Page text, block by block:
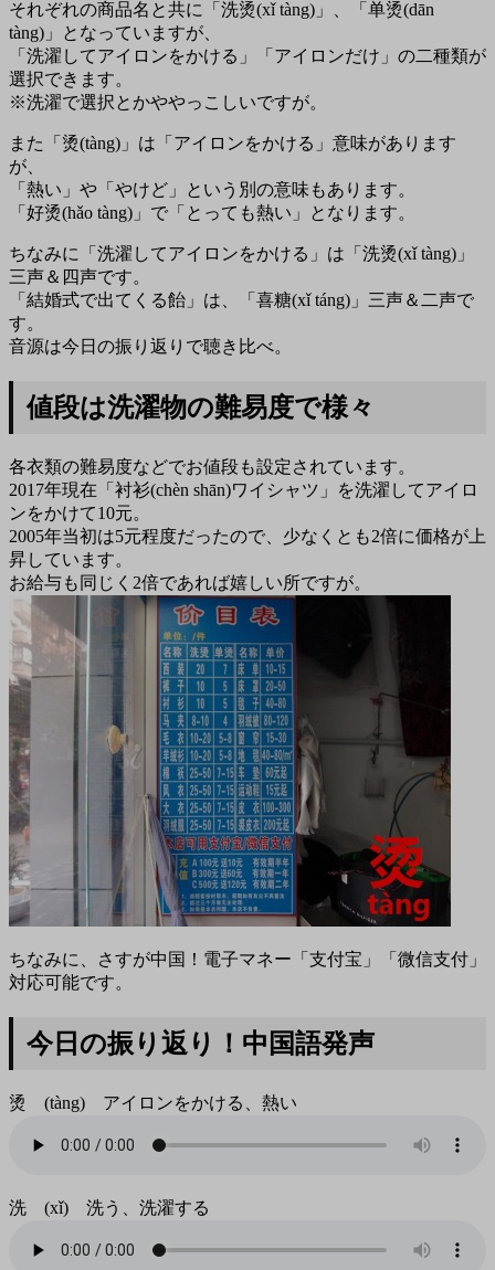
それぞれの商品名と共に「洗烫(xǐ tàng)」、「单烫(dān
tàng)」となっていますが、
「洗濯してアイロンをかける」「アイロンだけ」の二種類が
選択できます。
※洗濯で選択とかややっこしいですが。
また「烫(tàng)」は「アイロンをかける」意味があります
が、
「熱い」や「やけど」という別の意味もあります。
「好烫(hǎo tàng)」で「とっても熱い」となります。
ちなみに「洗濯してアイロンをかける」は「洗烫(xǐ tàng)」
三声＆四声です。
「結婚式で出てくる飴」は、「喜糖(xǐ táng)」三声＆二声で
す。
音源は今日の振り返りで聴き比べ。
値段は洗濯物の難易度で様々
各衣類の難易度などでお値段も設定されています。
2017年現在「衬衫(chèn shān)ワイシャツ」を洗濯してアイロ
ンをかけて10元。
2005年当初は5元程度だったので、少なくとも2倍に価格が上
昇しています。
お給与も同じく2倍であれば嬉しい所ですが。
ちなみに、さすが中国！電子マネー「支付宝」「微信支付」
対応可能です。
今日の振り返り！中国語発声
烫 (tàng) アイロンをかける、熱い
洗 (xǐ) 洗う、洗濯する